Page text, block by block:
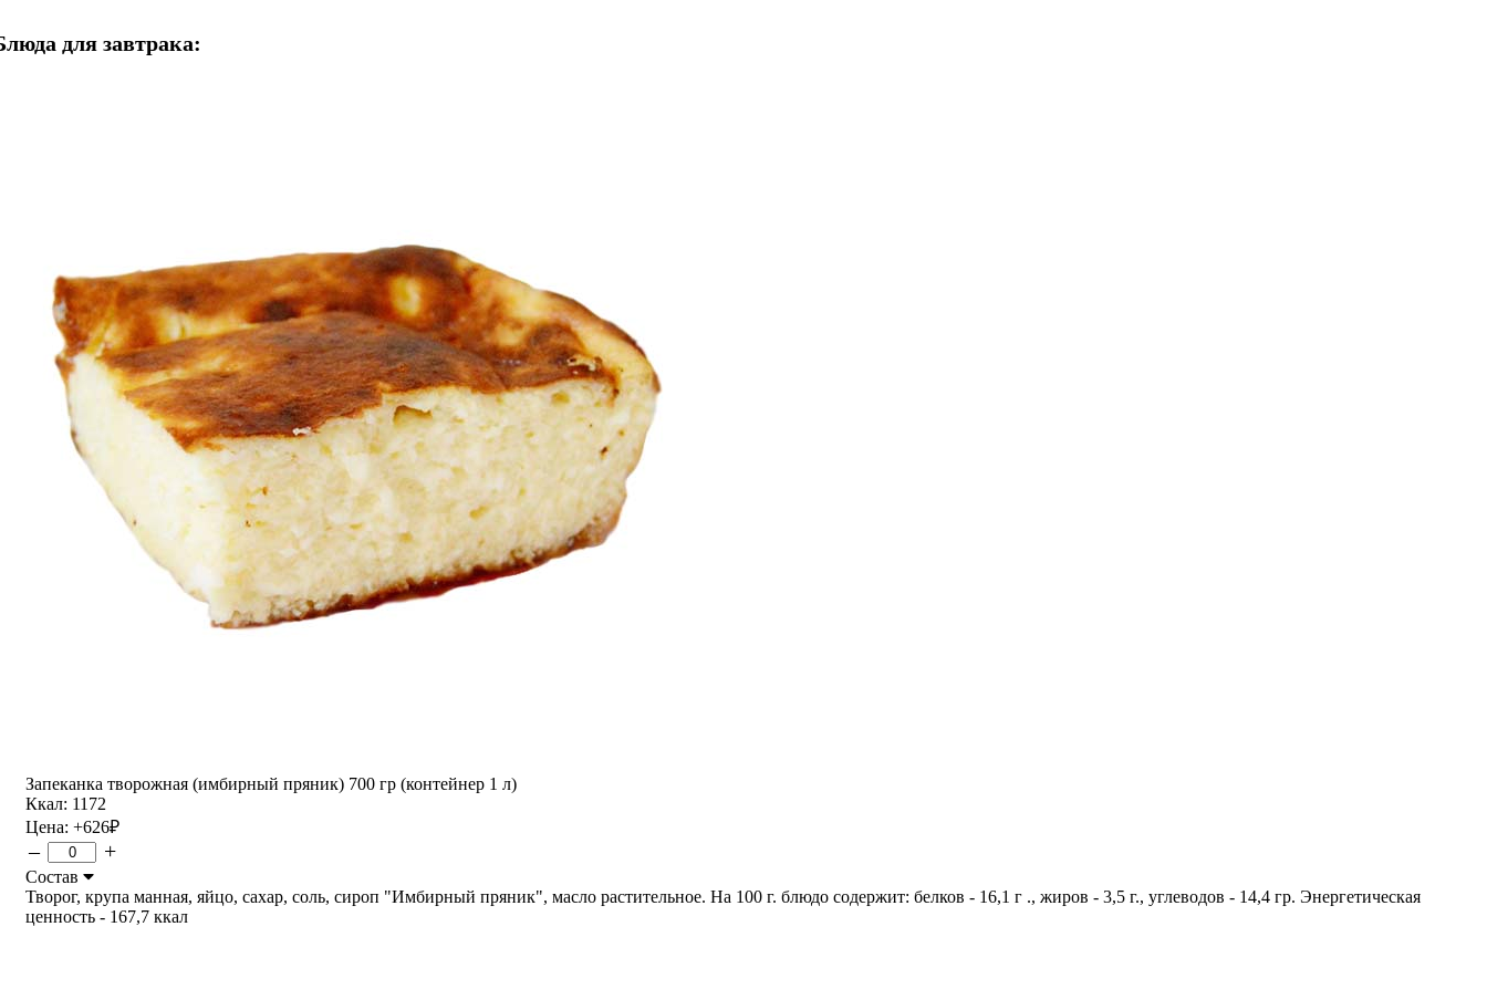
для завтрака:
Запеканка творожная (имбирный пряник) 700 гр (контейнер 1 л)
Ккал: 1172
Цена: +626₽
– +
Состав
Творог, крупа манная, яйцо, сахар, соль, сироп "Имбирный пряник", масло растительное. На 100 г. блюдо содержит: белков - 16,1 г ., жиров - 3,5 г., углеводов - 14,4 гр. Энергетическая
ценность - 167,7 ккал